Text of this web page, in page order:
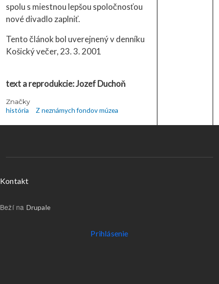
spolu s miestnou lepšou spoločnosťou
nové divadlo zaplniť.
Tento článok bol uverejnený v denníku
Košický večer, 23. 3. 2001
text a reprodukcie: Jozef Duchoň
Značky
história Z neznámych fondov múzea
Menu v päte
Kontakt
Beží na Drupale
Používateľské menu
Prihlásenie